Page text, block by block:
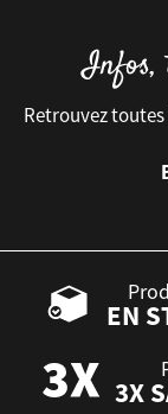
Retrouvez
EN
3X